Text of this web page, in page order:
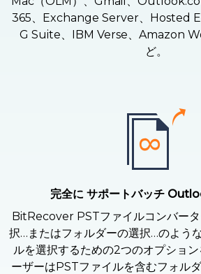
365、Exchange Server、Hosted
G Suite、IBM Verse、Amazon
ど。
完全に サポートバッチ
BitRecover PSTファイルコンバー
択…またはフォルダーの選択…のよう
ルを選択するための2つのオプショ
ーザーはPSTファイルを含むフォル